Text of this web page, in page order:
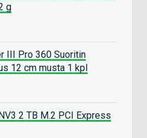
g
III Pro 360 Suoritin
12 cm musta 1 kpl
2 TB M.2 PCI Express